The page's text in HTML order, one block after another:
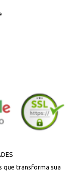
que transforma sua